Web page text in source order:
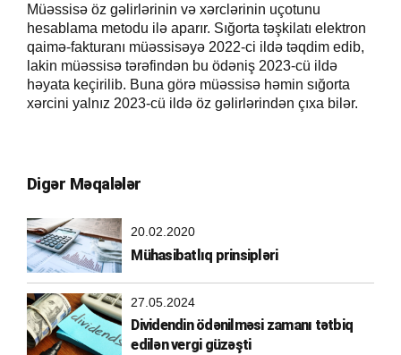
Müəssisə öz gəlirlərinin və xərclərinin uçotunu
hesablama metodu ilə aparır. Sığorta təşkilatı elektron
qaimə-fakturanı müəssisəyə 2022-ci ildə təqdim edib,
lakin müəssisə tərəfindən bu ödəniş 2023-cü ildə
həyata keçirilib. Buna görə müəssisə həmin sığorta
xərcini yalnız 2023-cü ildə öz gəlirlərindən çıxa bilər.
Digər Məqalələr
20.02.2020
Mühasibatlıq prinsipləri
27.05.2024
Dividendin ödənilməsi zamanı tətbiq
edilən vergi güzəşti